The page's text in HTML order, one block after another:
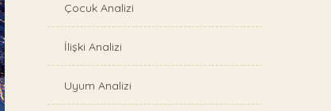
Çocuk Analizi
İlişki Analizi
Uyum Analizi